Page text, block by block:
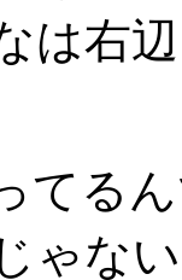
は右
てる
ゃな